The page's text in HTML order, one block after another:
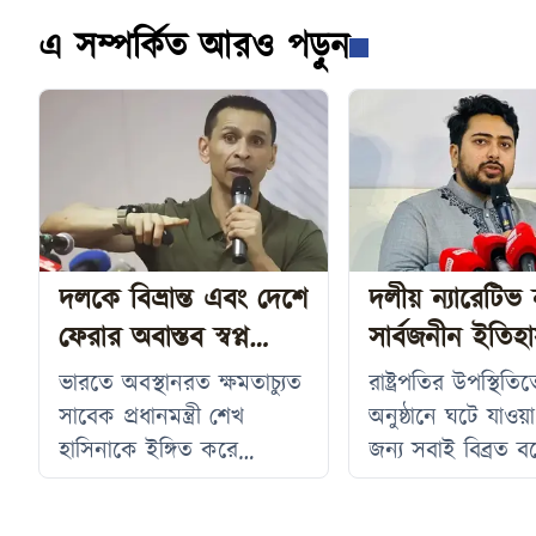
এ সম্পর্কিত আরও পড়ুন
দলকে বিভ্রান্ত এবং দেশে
ফেরার অবাস্তব স্বপ্ন
দেখানো হচ্ছে: সোহেল
তাজ
ভারতে অবস্থানরত ক্ষমতাচ্যুত
সাবেক প্রধানমন্ত্রী শেখ
হাসিনাকে ইঙ্গিত করে
আওয়ামী লীগের সাবেক নেতা
দলীয়
সার্বজনীন
চাইলেন নাহিদ
রাষ্ট্রপতির
অনুষ্ঠানে ঘটে
জন্য সবাই বিব্রত
করেছেন জাতীয়